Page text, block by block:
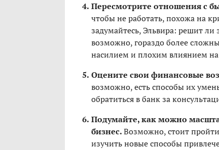
Пересмотрите отношения с
чтобы не работать, похожа на
задумайтесь, Эльвира: решит
возможно, гораздо более
насилием и плохим влиянием
Оцените свои финансовые
возможно, есть способы их
обратиться в банк за
Подумайте, как можно
бизнес.Возможно, стоит
изучить новые способы